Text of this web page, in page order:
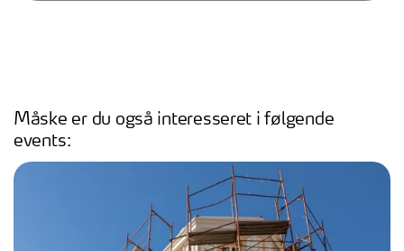
Måske er du også interesseret i følgende
events: